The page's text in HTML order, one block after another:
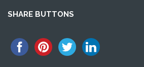
SHARE BUTTONS